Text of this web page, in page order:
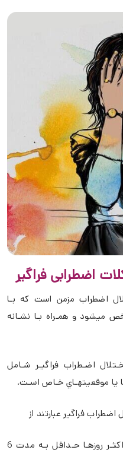
اضطرابی فراگیر
اضطراب مزمن است كه بـا
ميشود و همـراه بـا نشـانه
اضـطراب فراگيـر شـامل
يا موقعيتهـاي خـاص اسـت.
فراگير عبارتند از
1- نگراني و اضطراب بيش از حد در اكثـر روزهـا حـداقل بـه مدت 6